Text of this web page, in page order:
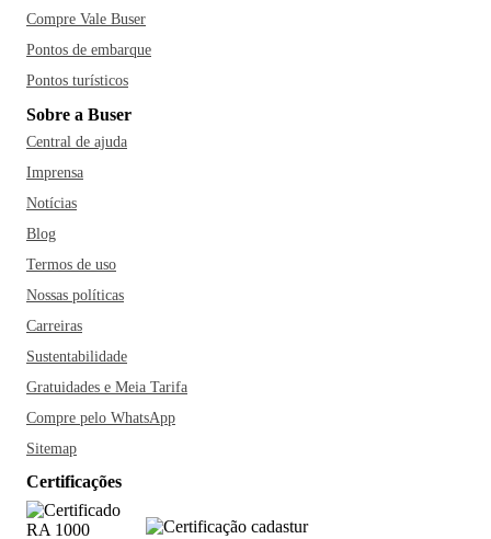
Compre Vale Buser
Pontos de embarque
Pontos turísticos
Sobre a Buser
Central de ajuda
Imprensa
Notícias
Blog
Termos de uso
Nossas políticas
Carreiras
Sustentabilidade
Gratuidades e Meia Tarifa
Compre pelo WhatsApp
Sitemap
Certificações